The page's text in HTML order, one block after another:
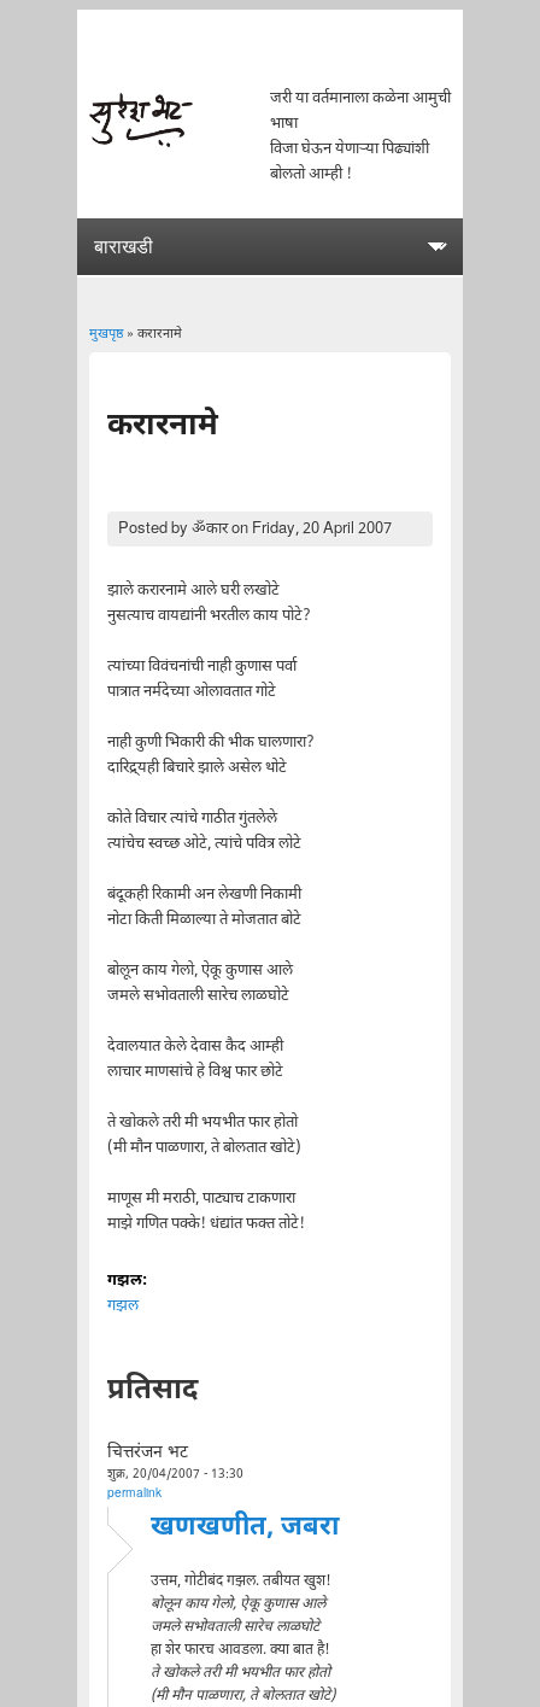
जरी या वर्तमानाला कळेना आमुची
भाषा
विजा घेऊन येणाऱ्या पिढ्यांशी
बोलतो आम्ही !
मुखपृष्ठ» करारनामे
करारनामे
Posted byॐकारon Friday, 20 April 2007
झाले करारनामे आले घरी लखोटे
नुसत्याच वायद्यांनी भरतील काय पोटे?
त्यांच्या विवंचनांची नाही कुणास पर्वा
पात्रात नर्मदेच्या ओलावतात गोटे
नाही कुणी भिकारी की भीक घालणारा?
दारिद्र्यही बिचारे झाले असेल थोटे
कोते विचार त्यांचे गाठीत गुंतलेले
त्यांचेच स्वच्छ ओटे, त्यांचे पवित्र लोटे
बंदूकही रिकामी अन लेखणी निकामी
नोटा किती मिळाल्या ते मोजतात बोटे
बोलून काय गेलो, ऐकू कुणास आले
जमले सभोवताली सारेच लाळघोटे
देवालयात केले देवास कैद आम्ही
लाचार माणसांचे हे विश्व फार छोटे
ते खोकले तरी मी भयभीत फार होतो
(मी मौन पाळणारा, ते बोलतात खोटे)
माणूस मी मराठी, पाट्याच टाकणारा
माझे गणित पक्के! धंद्यांत फक्त तोटे!
गझल:
गझल
प्रतिसाद
चित्तरंजन भट
शुक्र, 20/04/2007 - 13:30
permalink
खणखणीत, जबरा
उत्तम, गोटीबंद गझल. तबीयत खुश!
बोलून काय गेलो, ऐकू कुणास आले
जमले सभोवताली सारेच लाळघोटे
हा शेर फारच आवडला. क्या बात है!
ते खोकले तरी मी भयभीत फार होतो
(मी मौन पाळणारा, ते बोलतात खोटे)